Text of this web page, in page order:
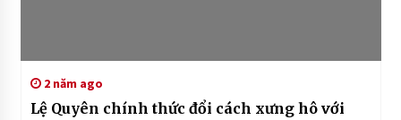
2 năm ago
Lệ Quyên chính thức đổi cách xưng hô với